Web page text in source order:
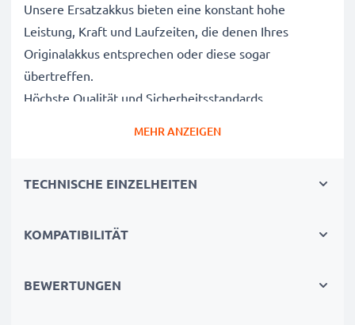
Unsere Ersatzakkus bieten eine konstant hohe
Leistung, Kraft und Laufzeiten, die denen Ihres
Originalakkus entsprechen oder diese sogar
übertreffen.
Höchste Qualität und Sicherheitsstandards
unterzogen und entsprechen den höchsten EU-
Die umweltfreundliche Alternative
MEHR ANZEIGEN
TECHNISCHE EINZELHEITEN
KOMPATIBILITÄT
BEWERTUNGEN